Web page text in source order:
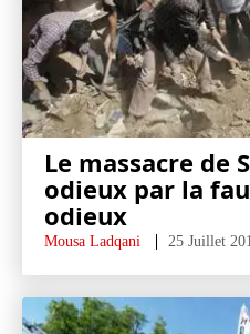
Le massacre de
odieux par la
odieux
Mousa Ladqani 25 Juillet